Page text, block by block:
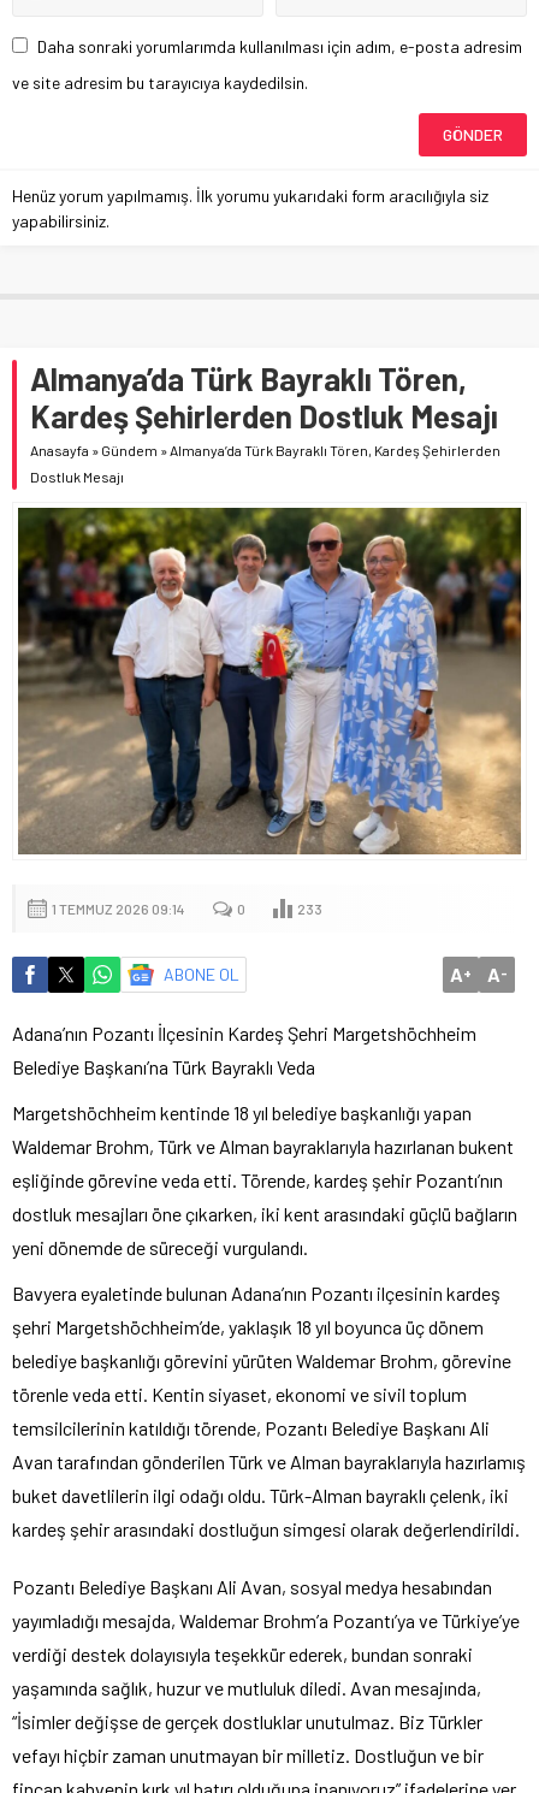
Daha sonraki yorumlarımda kullanılması için adım, e-posta adresim
ve site adresim bu tarayıcıya kaydedilsin.
Henüz yorum yapılmamış. İlk yorumu yukarıdaki form aracılığıyla siz
yapabilirsiniz.
Almanya’da Türk Bayraklı Tören,
Kardeş Şehirlerden Dostluk Mesajı
Anasayfa » Gündem »Almanya’da Türk Bayraklı Tören, Kardeş Şehirlerden
Dostluk Mesajı
1 TEMMUZ 2026 09:14 0 233
ABONE OL A+ A-
Adana’nın Pozantı İlçesinin Kardeş Şehri Margetshöchheim
Belediye Başkanı’na Türk Bayraklı Veda
Margetshöchheim kentinde 18 yıl belediye başkanlığı yapan
Waldemar Brohm, Türk ve Alman bayraklarıyla hazırlanan bukent
eşliğinde görevine veda etti. Törende, kardeş şehir Pozantı’nın
dostluk mesajları öne çıkarken, iki kent arasındaki güçlü bağların
yeni dönemde de süreceği vurgulandı.
Bavyera eyaletinde bulunan Adana’nın Pozantı ilçesinin kardeş
şehri Margetshöchheim’de, yaklaşık 18 yıl boyunca üç dönem
belediye başkanlığı görevini yürüten Waldemar Brohm, görevine
törenle veda etti. Kentin siyaset, ekonomi ve sivil toplum
temsilcilerinin katıldığı törende, Pozantı Belediye Başkanı Ali
Avan tarafından gönderilen Türk ve Alman bayraklarıyla hazırlamış
buket davetlilerin ilgi odağı oldu. Türk-Alman bayraklı çelenk, iki
kardeş şehir arasındaki dostluğun simgesi olarak değerlendirildi.
Pozantı Belediye Başkanı Ali Avan, sosyal medya hesabından
yayımladığı mesajda, Waldemar Brohm’a Pozantı’ya ve Türkiye’ye
verdiği destek dolayısıyla teşekkür ederek, bundan sonraki
yaşamında sağlık, huzur ve mutluluk diledi. Avan mesajında,
“İsimler değişse de gerçek dostluklar unutulmaz. Biz Türkler
vefayı hiçbir zaman unutmayan bir milletiz. Dostluğun ve bir
fincan kahvenin kırk yıl hatırı olduğuna inanıyoruz” ifadelerine yer